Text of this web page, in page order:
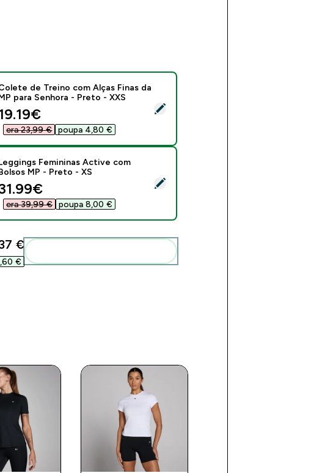
- Colete de Treino com Alças Finas da MP para Senhora - Preto - XXS
de Treino com Alças Finas da
para Senhora - Preto - XXS
price
era 23,99 €‎ poupa 4,80 €‎
- Leggings Femininas Active com Bolsos MP - Preto - XS
Femininas Active com
MP - Preto - XS
price
era 39,99 €‎ poupa 8,00 €‎
€‎
€‎